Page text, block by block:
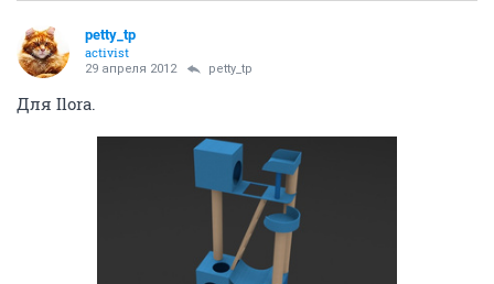
petty_tp
activist
29 апреля 2012 petty_tp
Для Ilora.